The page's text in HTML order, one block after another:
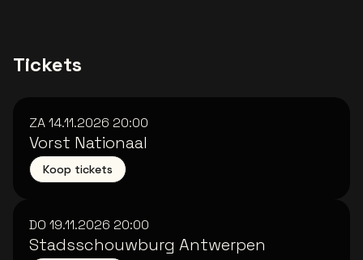
Tickets
ZA 14.11.2026 20:00
Vorst Nationaal
Koop tickets
DO 19.11.2026 20:00
Stadsschouwburg Antwerpen